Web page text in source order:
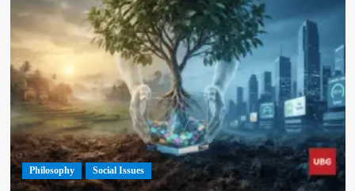
Philosophy Social Issues